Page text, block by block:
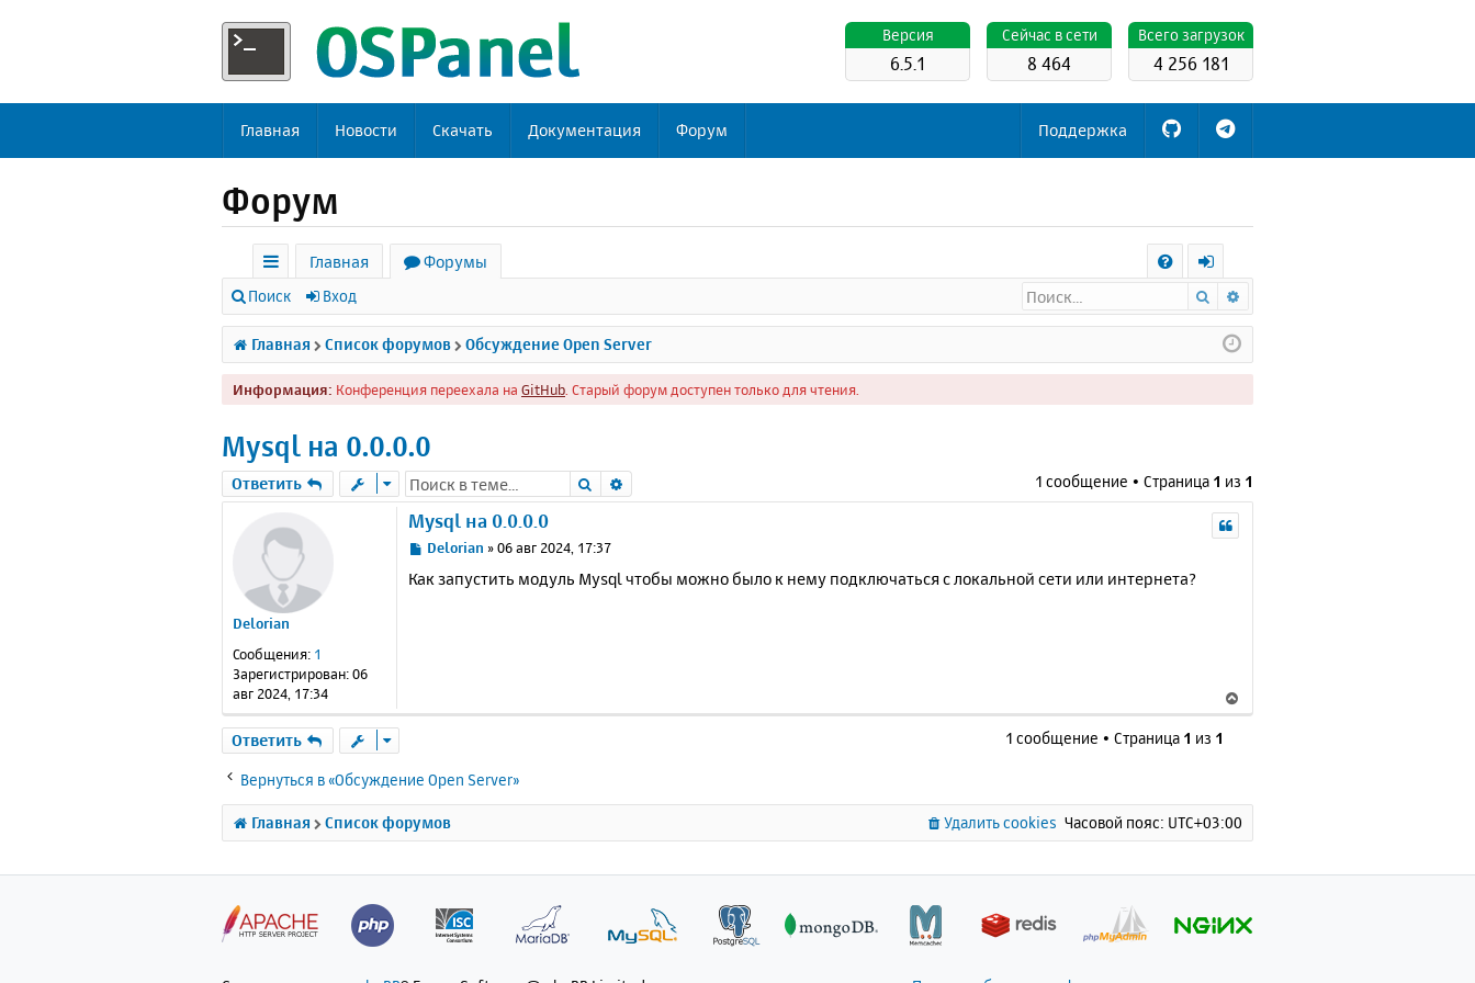
Всего загрузок
4 256 181
Cейчас в сети
8 464
Версия
6.5.1
Главная Новости Скачать Документация Форум Поддержка
Форум
с
ы
л
к
Главная
Форумы
Q
х
о
д
Поиск Вход Поиск
Главная Список форумов Обсуждение Open Server
Информация: Конференция переехала на GitHub . Старый форум доступен только для чтения.
Mysql на 0.0.0.0
Ответить Поиск 1 сообщение • Страница 1 из 1
Delorian
Сообщения: 1
Зарегистрирован:06
авг 2024, 17:34
Mysql на 0.0.0.0
С
о
Delorian »06 авг 2024, 17:37
Как запустить модуль Mysql чтобы можно было к нему подключаться с локальной сети или интернета?
е
т
с
а
Ответить 1 сообщение • Страница 1 из 1
Вернуться в «Обсуждение Open Server»
Главная Список форумов Часовой пояс: UTC+03:00
Удалить cookies